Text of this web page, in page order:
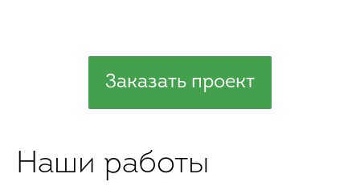
Заказать проект
Наши работы